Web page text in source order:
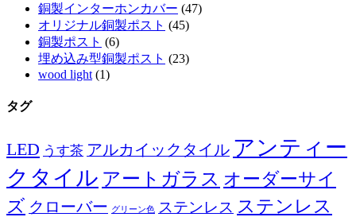
銅製インターホンカバー (47)
オリジナル銅製ポスト (45)
銅製ポスト (6)
埋め込み型銅製ポスト (23)
wood light (1)
タグ
LED うす茶 アルカイックタイル アンティー
クタイル アートガラス オーダーサイ
ズ クローバー グリーン色 ステンレス ステンレス